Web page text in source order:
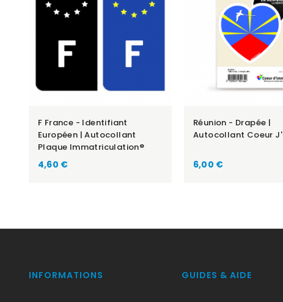
F France - Identifiant
Européen | Autocollant
Plaque Immatriculation®
Prix
4,60 €
Réunion - Drapée |
Autocollant Coeur
Prix
6,00 €
INFORMATIONS GUIDES & AIDE